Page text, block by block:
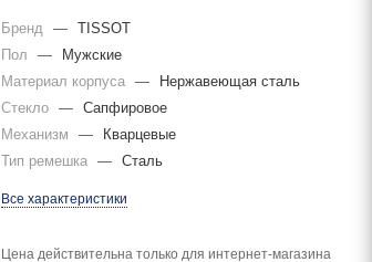
Бренд — TISSOT
Пол
—
Мужские
Материал корпуса —
Нержавеющая сталь
Стекло — Сапфировое
Механизм
—
Кварцевые
Тип ремешка — Сталь
Все характеристики
Цена действительна только для интернет-магазина